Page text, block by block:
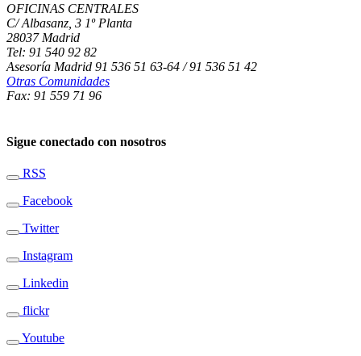
OFICINAS CENTRALES
C/ Albasanz, 3 1º Planta
28037 Madrid
Tel: 91 540 92 82
Asesoría Madrid 91 536 51 63-64 / 91 536 51 42
Otras Comunidades
Fax: 91 559 71 96
Sigue conectado con nosotros
RSS
Facebook
Twitter
Instagram
Linkedin
flickr
Youtube